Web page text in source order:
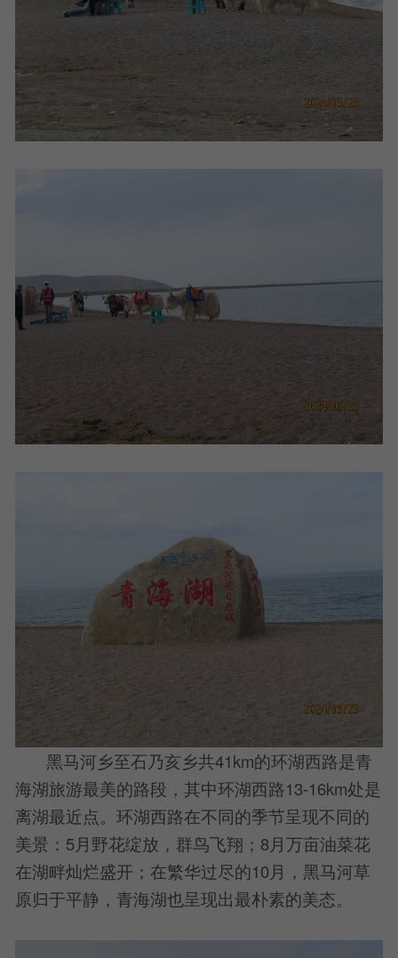
黑马河乡至石乃亥乡共41km的环湖西路是青
海湖旅游最美的路段，其中环湖西路13-16km处是
离湖最近点。环湖西路在不同的季节呈现不同的
美景：5月野花绽放，群鸟飞翔；8月万亩油菜花
在湖畔灿烂盛开；在繁华过尽的10月，黑马河草
原归于平静，青海湖也呈现出最朴素的美态。